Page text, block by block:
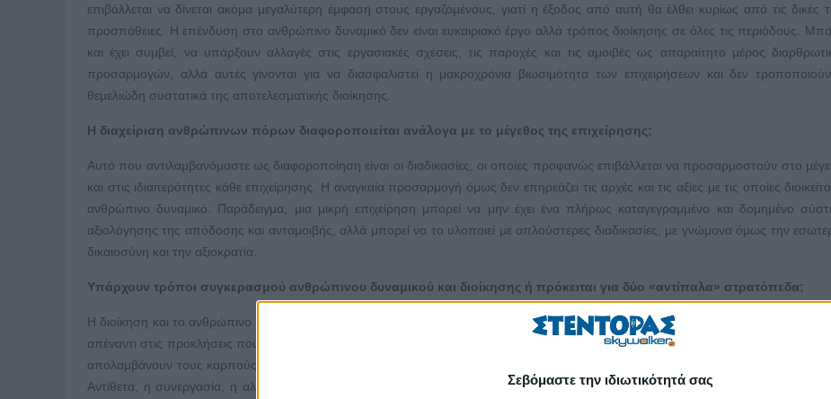
Σεβόμαστε την ιδιωτικότητά σας
επιβάλλεται να δίνεται ακόμα μεγαλύτερη έμφαση στους εργαζομένους, γιατί η έξοδος από αυτή θα έλθει κυρίως από τις δικές
προσπάθειες. Η επένδυση στο ανθρώπινο δυναμικό δεν είναι ευκαιριακό έργο αλλά τρόπος διοίκησης σε όλες τις περιόδους.
και έχει συμβεί, να υπάρξουν αλλαγές στις εργασιακές σχέσεις, τις παροχές και τις αμοιβές ως απαραίτητο μέρος
προσαρμογών, αλλά αυτές γίνονται για να διασφαλιστεί η μακροχρόνια βιωσιμότητα των επιχειρήσεων και δεν
θεμελιώδη συστατικά της αποτελεσματικής διοίκησης.
Η διαχείριση ανθρώπινων πόρων διαφοροποιείται ανάλογα με το μέγεθος της επιχείρησης;
Αυτό που αντιλαμβανόμαστε ως διαφοροποίηση είναι οι διαδικασίες, οι οποίες προφανώς επιβάλλεται να προσαρμοστούν στο
και στις ιδιαιτερότητες κάθε επιχείρησης. Η αναγκαία προσαρμογή όμως δεν επηρεάζει τις αρχές και τις αξίες με τις οποίες
ανθρώπινο δυναμικό. Παράδειγμα, μια μικρή επιχείρηση μπορεί να μην έχει ένα πλήρως καταγεγραμμένο και δομημένο
αξιολόγησης της απόδοσης και ανταμοιβής, αλλά μπορεί να το υλοποιεί με απλούστερες διαδικασίες, με γνώμονα όμως την
δικαιοσύνη και την αξιοκρατία.
Υπάρχουν τρόποι συγκερασμού ανθρώπινου δυναμικού και διοίκησης ή πρόκειται για δύο «αντίπαλα» στρατόπεδα;
Η διοίκηση και το ανθρώπινο δυναμικό είναι «αντίπαλα» στρατόπεδα μόνο σε παρωχημένα ή αδύναμα μυαλά. Ο «πόλεμος» είναι
απέναντι στις προκλήσεις που δημιουργούν η συνεχής εξέλιξη και η ανάπτυξη και δεν είναι εσωτερικός. Οι διοικήσεις και οι
απολαμβάνουν τους καρπούς των κοινών προσπαθειών με εύλογα διαφοροποιημένο τρόπο, αλλά αυτό δεν τους καθιστά
Αντίθετα, η συνεργασία, η αλληλοεκτίμηση του ενός για τον ρόλο του άλλου και η υποστήριξη είναι τα στοιχεία που θα φέρουν